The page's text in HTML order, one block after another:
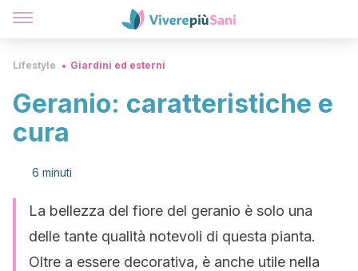
Lifestyle Giardini ed esterni
Geranio: caratteristiche e
cura
6 minuti
La bellezza del fiore del geranio è solo una
delle tante qualità notevoli di questa pianta.
Oltre a essere decorativa, è anche utile nella